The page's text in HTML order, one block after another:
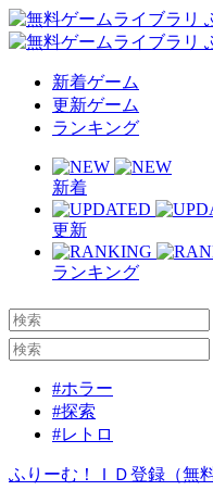
新着ゲーム
更新ゲーム
ランキング
新着
更新
ランキング
#ホラー
#探索
#レトロ
ふりーむ！ＩＤ登録（無料